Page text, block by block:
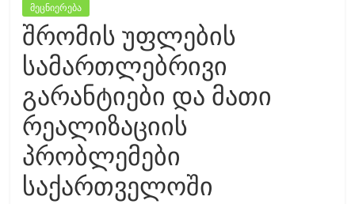
მეცნიერება
შრომის უფლების
სამართლებრივი
გარანტიები და მათი
რეალიზაციის
პრობლემები
საქართველოში